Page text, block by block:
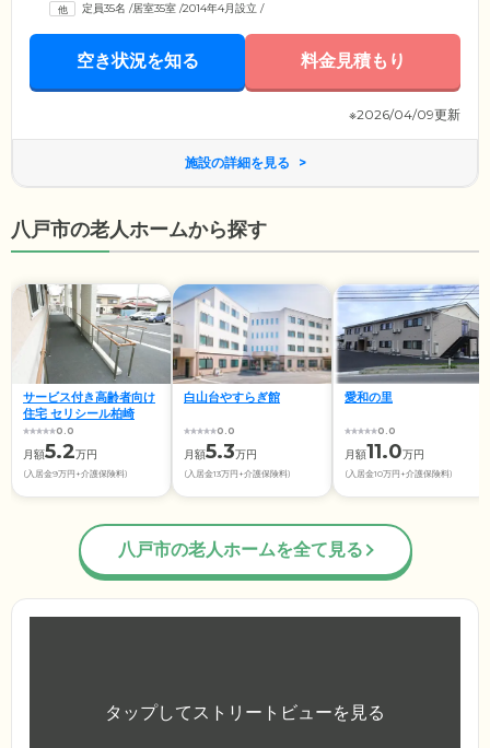
定員35名 /居室35室 /2014年4月設立 /
空き状況を知る 料金見積もり
※2026/04/09更新
施設の詳細を見る
八戸市の老人ホームから探す
サービス付き高齢者向け
住宅 セリシール柏崎
0.0
月額5.2万円
(入居金9万円+介護保険料)
白山台やすらぎ館
0.0
月額5.3万円
(入居金13万円+介護保険料)
愛和の里
0.0
月額11.0万円
(入居金10万円+介護保険料)
八戸市の老人ホームを全て見る